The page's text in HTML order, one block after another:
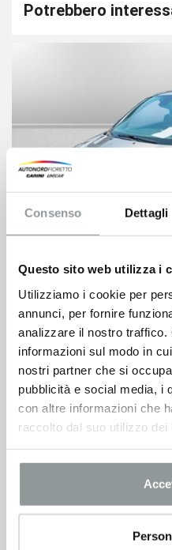
Consenso Dettagli
Questo sito web utilizza i
Utilizziamo i cookie per
annunci, per fornire
analizzare il nostro traffico.
informazioni sul modo in
nostri partner che si
pubblicità e social media, i
con altre informazioni che
raccolto dal suo utilizzo dei
Potrebbero
Renault Twingo
24.050 € 11.500 €
VEDI